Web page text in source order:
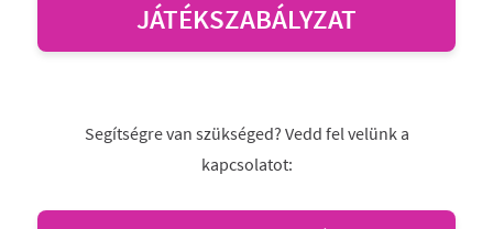
JÁTÉKSZABÁLYZAT
Segítségre van szükséged? Vedd fel velünk a
kapcsolatot: